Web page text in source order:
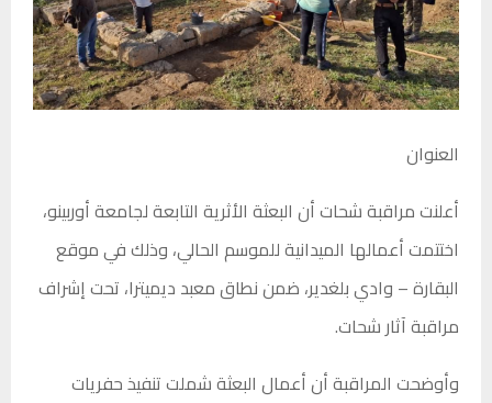
العنوان
أعلنت مراقبة شحات أن البعثة الأثرية التابعة لجامعة أوربينو،
اختتمت أعمالها الميدانية للموسم الحالي، وذلك في موقع
البقارة – وادي بلغدير، ضمن نطاق معبد ديميترا، تحت إشراف
مراقبة آثار شحات.
وأوضحت المراقبة أن أعمال البعثة شملت تنفيذ حفريات